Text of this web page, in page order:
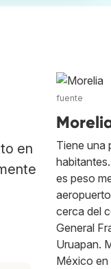
en
fuente
Tiene una
es peso
cerca del
General
Uruapan.
México en